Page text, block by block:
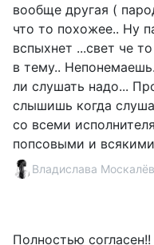
вообще другая (
что то похожее.. Ну
вспыхнет ...свет че
в тему..
ли слушать надо...
слышишь когда
со всеми
попсовыми и
Владислава
Полностью